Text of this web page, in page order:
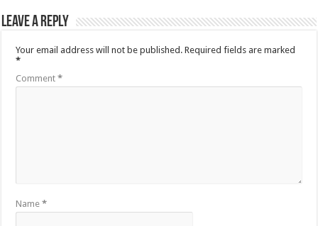
Leave a Reply
Your email address will not be published. Required fields are marked
*
Comment*
Name*